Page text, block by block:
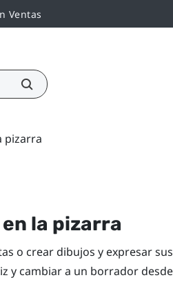
Ventas
pizarra
la pizarra
o crear dibujos y expresar
y cambiar a un borrador